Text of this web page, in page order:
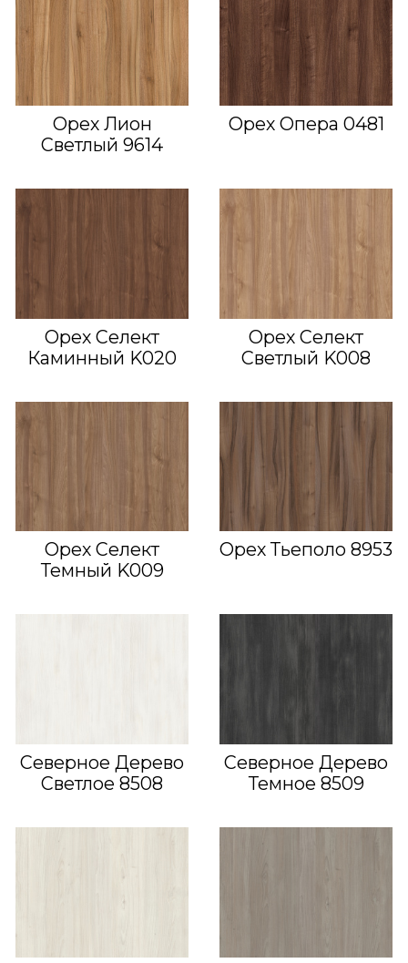
Орех Лион
Светлый 9614
Орех Опера 0481
Орех Селект
Каминный K020
Орех Селект
Светлый K008
Орех Селект
Темный K009
Орех Тьеполо 8953
Северное Дерево
Светлое 8508
Северное Дерево
Темное 8509